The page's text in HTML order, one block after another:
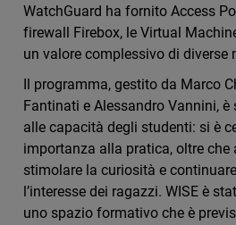
WatchGuard ha fornito Access
firewall Firebox, le Virtual
un valore complessivo di diverse
Il programma, gestito da Marco
Fantinati e Alessandro Vannini, è
alle capacità degli studenti: si è
importanza alla pratica, oltre che
stimolare la curiosità e
l’interesse dei ragazzi. WISE è
uno spazio formativo che è